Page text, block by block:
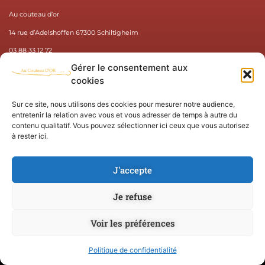
Gérer le consentement aux
cookies
Sur ce site, nous utilisons des cookies pour mesurer notre audience,
entretenir la relation avec vous et vous adresser de temps à autre du
contenu qualitatif. Vous pouvez sélectionner ici ceux que vous autorisez
à rester ici.
J'accepte
Je refuse
Voir les préférences
Politique de confidentialité
Au couteau d’or
14 rue d’Adelshoffen 67300 Schiltigheim
03 88 33 12 72
au.couteau.dor@gmail.com
Lundi : 9h00 – 12h30, 15h00 – 19h00
Mardi : 8h00 – 12h30, 15h00 – 19h00
Mercredi : 8h00 – 12h30
Vendredi : 8h00 – 12h30, 15h00 – 19h00
Samedi : 7h00 – 12h30